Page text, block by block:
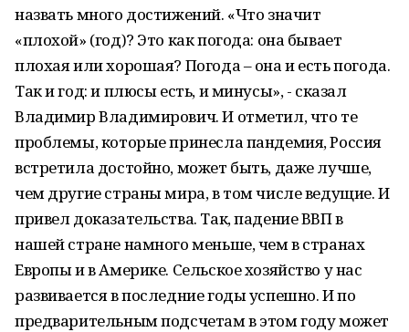
назвать много достижений. «Что значит
«плохой» (год)? Это как погода: она бывает
плохая или хорошая? Погода – она и есть погода.
Так и год: и плюсы есть, и минусы», - сказал
Владимир Владимирович. И отметил, что те
проблемы, которые принесла пандемия, Россия
встретила достойно, может быть, даже лучше,
чем другие страны мира, в том числе ведущие. И
привел доказательства. Так, падение ВВП в
нашей стране намного меньше, чем в странах
Европы и в Америке. Сельское хозяйство у нас
развивается в последние годы успешно. И по
предварительным подсчетам в этом году может